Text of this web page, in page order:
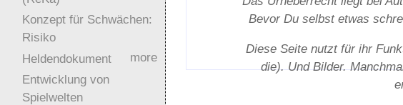
Bevor Du selbst etwas
Diese Seite nutzt für ihr
die). Und Bilder.
Konzept für Schwächen:
Risiko
Heldendokument
Entwicklung von
Spielwelten
more